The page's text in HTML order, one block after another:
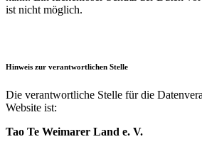
ist nicht möglich.
Hinweis zur verantwortlichen Stelle
Die verantwortliche Stelle für die
Website ist:
Tao Te Weimarer Land e. V.